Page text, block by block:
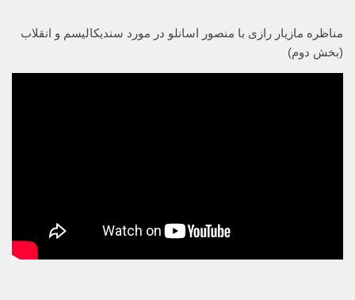
مناظره مازیار رازی با منصور اسانلو در مورد سندیکالیسم و انقلاب
(بخش دوم)